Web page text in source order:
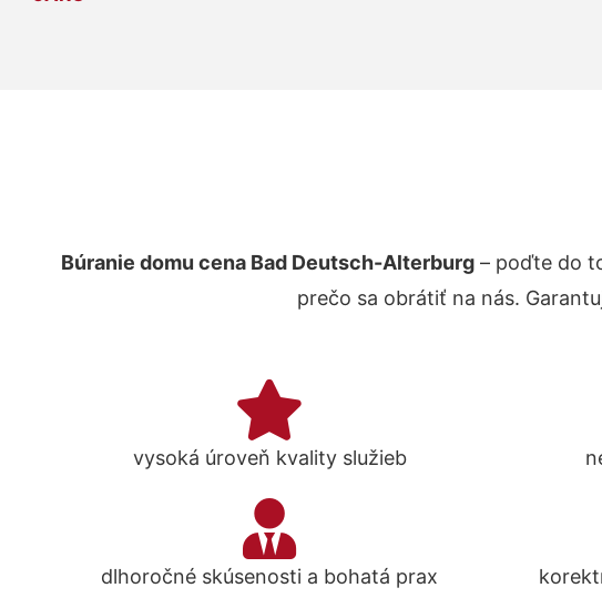
Búranie domu cena Bad Deutsch-Alterburg– poďte do
prečo sa obrátiť na nás.
vysoká úroveň kvality služieb
dlhoročné skúsenosti a bohatá prax